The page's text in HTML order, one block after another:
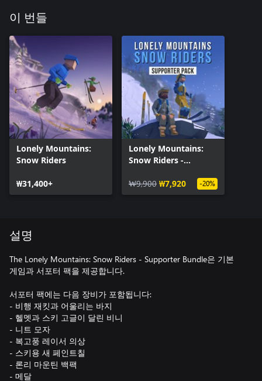
이 번들
Lonely Mountains:
Snow Riders
₩31,400+
Lonely Mountains:
Snow Riders -
₩9,900 ₩7,920 -20%
설명
The Lonely Mountains: Snow Riders - Supporter Bundle은 기본
게임과 서포터 팩을 제공합니다.
서포터 팩에는 다음 장비가 포함됩니다:
- 비행 재킷과 어울리는 바지
- 헬멧과 스키 고글이 달린 비니
- 니트 모자
- 복고풍 레이서 의상
- 스키용 새 페인트칠
- 론리 마운틴 백팩
- 메달